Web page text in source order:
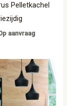
Pelletkachel
aanvraag